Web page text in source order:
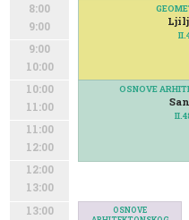
8:00
9:00
9:00
10:00
10:00
11:00
11:00
12:00
12:00
13:00
13:00
OSNOVE
OSNOVE